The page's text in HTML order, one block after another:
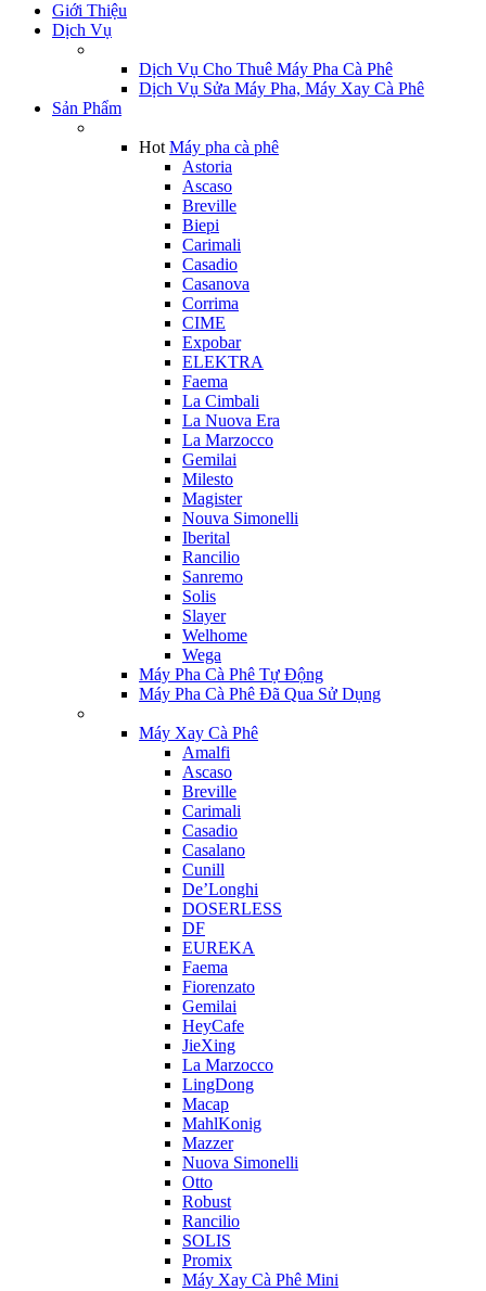
Giới Thiệu
Dịch Vụ
Dịch Vụ Cho Thuê Máy Pha Cà Phê
Dịch Vụ Sửa Máy Pha, Máy Xay Cà Phê
Sản Phẩm
Hot Máy pha cà phê
Astoria
Ascaso
Breville
Biepi
Carimali
Casadio
Casanova
Corrima
CIME
Expobar
ELEKTRA
Faema
La Cimbali
La Nuova Era
La Marzocco
Gemilai
Milesto
Magister
Nouva Simonelli
Iberital
Rancilio
Sanremo
Solis
Slayer
Welhome
Wega
Máy Pha Cà Phê Tự Động
Máy Pha Cà Phê Đã Qua Sử Dụng
Máy Xay Cà Phê
Amalfi
Ascaso
Breville
Carimali
Casadio
Casalano
Cunill
De’Longhi
DOSERLESS
DF
EUREKA
Faema
Fiorenzato
Gemilai
HeyCafe
JieXing
La Marzocco
LingDong
Macap
MahlKonig
Mazzer
Nuova Simonelli
Otto
Robust
Rancilio
SOLIS
Promix
Máy Xay Cà Phê Mini